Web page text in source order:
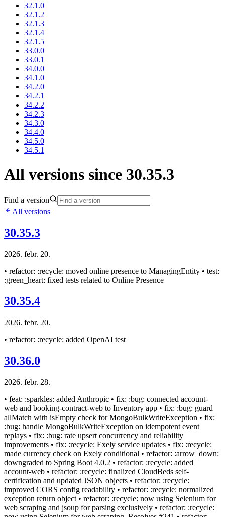
32.1.0
32.1.2
32.1.3
32.1.4
32.1.5
33.0.0
33.0.1
34.0.0
34.1.0
34.2.0
34.2.1
34.2.2
34.2.3
34.3.0
34.4.0
34.5.0
34.5.1
All versions since 30.35.3
Find a version
All versions
30.35.3
2026. febr. 20.
• refactor: :recycle: moved online presence to ManagingEntity • test:
:green_heart: fixed tests related to Online Presence
30.35.4
2026. febr. 20.
• refactor: :recycle: added OpenAI test
30.36.0
2026. febr. 28.
• feat: :sparkles: added Anthropic • fix: :bug: connected account-
web and booking-contract-web to Inventory app • fix: :bug: guard
allMatch with isEmpty check for MongoBulkWriteException • fix:
:bug: handle MongoBulkWriteException on idempotent event
replays • fix: :bug: rate upsert concurrency and reliability
improvements • fix: :recycle: Exely service updates • fix: :recycle:
made currency check on Exely conditional • refactor: :arrow_down:
downgraded to Spring Boot 4.0.2 • refactor: :recycle: added
account-web • refactor: :recycle: finalized CloudBeds self-
certification and updated JSON objects • refactor: :recycle:
improved CORS config readability • refactor: :recycle: normalized
exception return object • refactor: :recycle: now using Selenium for
web scraping and jsoup for parsing exclusively • refactor: :recycle: